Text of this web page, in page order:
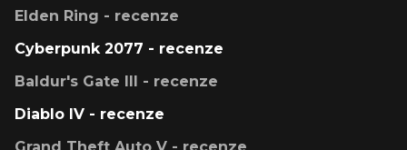
Elden Ring - recenze
Cyberpunk 2077 - recenze
Baldur's Gate III - recenze
Diablo IV - recenze